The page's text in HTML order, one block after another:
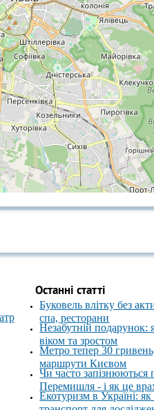
Останні статті
Буковель влітку без
спа, ресторани
Незабутній подарунок:
віком та зростом
Метро тепер 30
маршрути Києвом
Чи часто запізнюються
Перемишля - і як це
Екотуризм в Україні: як
транспорт для